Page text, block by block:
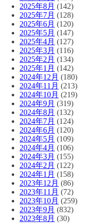
2025年8月 (142)
2025年7月 (128)
2025年6月 (120)
2025年5月 (147)
2025年4月 (127)
2025年3月 (116)
2025年2月 (134)
2025年1月 (142)
2024年12月 (180)
2024年11月 (213)
2024年10月 (219)
2024年9月 (319)
2024年8月 (132)
2024年7月 (124)
2024年6月 (120)
2024年5月 (109)
2024年4月 (106)
2024年3月 (155)
2024年2月 (122)
2024年1月 (158)
2023年12月 (86)
2023年11月 (72)
2023年10月 (259)
2023年9月 (832)
2023年8月 (30)